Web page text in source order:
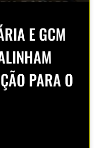
E GCM
PARA O